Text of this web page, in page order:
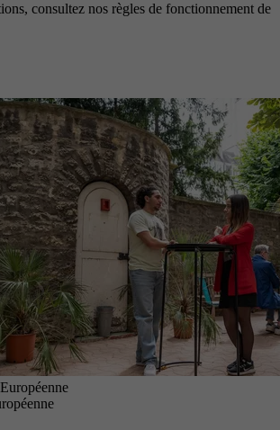
consultez nos règles de fonctionnement de